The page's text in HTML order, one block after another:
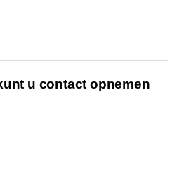
news/
u contact opnemen